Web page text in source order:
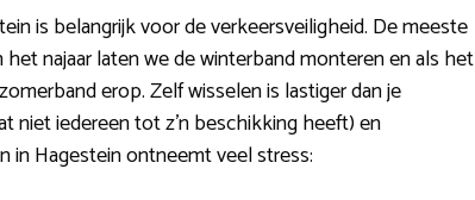
is belangrijk voor de verkeersveiligheid. De meeste
najaar laten we de winterband monteren en als het
erop. Zelf wisselen is lastiger dan je
niet iedereen tot z’n beschikking heeft) en
in Hagestein ontneemt veel stress: